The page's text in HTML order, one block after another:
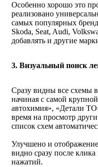
Особенно хорошо это
реализовано
самых популярных
Skoda, Seat, Audi,
добавлять и другие
3. Визуальный поиск
Сразу видны все схемы
начиная с самой
автохимия», «Детали
время на просмотр
список схем
Улучшено и
видно сразу после
нажатий.